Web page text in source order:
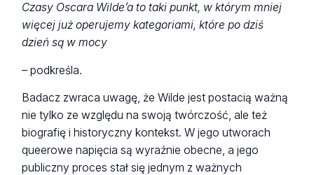
Czasy Oscara Wilde’a to taki punkt, w którym mniej
więcej już operujemy kategoriami, które po dziś
dzień są w mocy
– podkreśla.
Badacz zwraca uwagę, że Wilde jest postacią ważną
nie tylko ze względu na swoją twórczość, ale też
biografię i historyczny kontekst. W jego utworach
queerowe napięcia są wyraźnie obecne, a jego
publiczny proces stał się jednym z ważnych